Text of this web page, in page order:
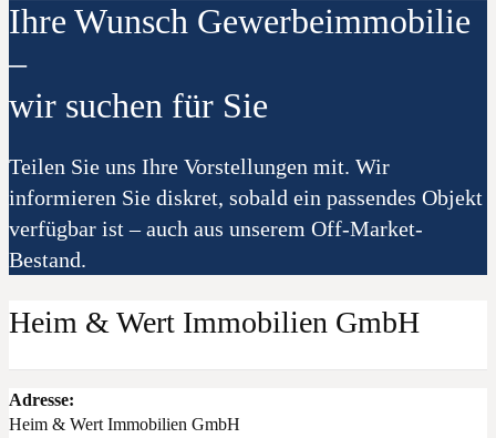
Ihre Wunsch Gewerbeimmobilie
–
wir suchen für Sie
Teilen Sie uns Ihre Vorstellungen mit. Wir
informieren Sie diskret, sobald ein passendes Objekt
verfügbar ist – auch aus unserem Off-Market-
Bestand.
Heim & Wert Immobilien GmbH
Adresse:
Heim & Wert Immobilien GmbH